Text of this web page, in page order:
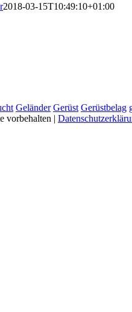
2018-03-15T10:49:10+01:00
Geländer Gerüst Gerüstbelag
vorbehalten |